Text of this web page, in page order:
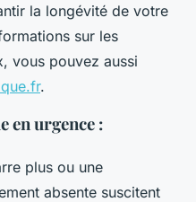
la longévité de votre
sur les
vous pouvez aussi
.
en urgence :
plus ou une
absente suscitent